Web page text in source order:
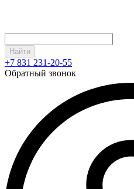
Найти
+7 831 231-20-55
Обратный звонок